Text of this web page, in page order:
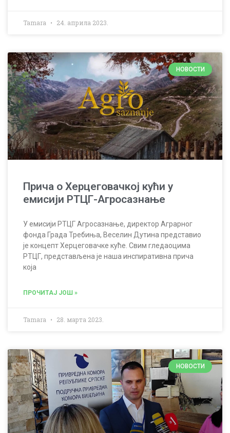
Tamara 24. априла 2023.
НОВОСТИ
Прича о Херцеговачкој кући у
емисији РТЦГ-Агросазнање
У емисији РТЦГ Агросазнање, директор Аграрног
фонда Града Требиња, Веселин Дутина представио
је концепт Херцеговачке куће. Свим гледаоцима
РТЦГ, представљена је наша инспиративна прича
која
ПРОЧИТАЈ ЈОШ »
Tamara 28. марта 2023.
НОВОСТИ